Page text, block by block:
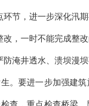
节，进一步深化汛
，一时不能完成整
淹井透水、溃坝漫
。要进一步加强建